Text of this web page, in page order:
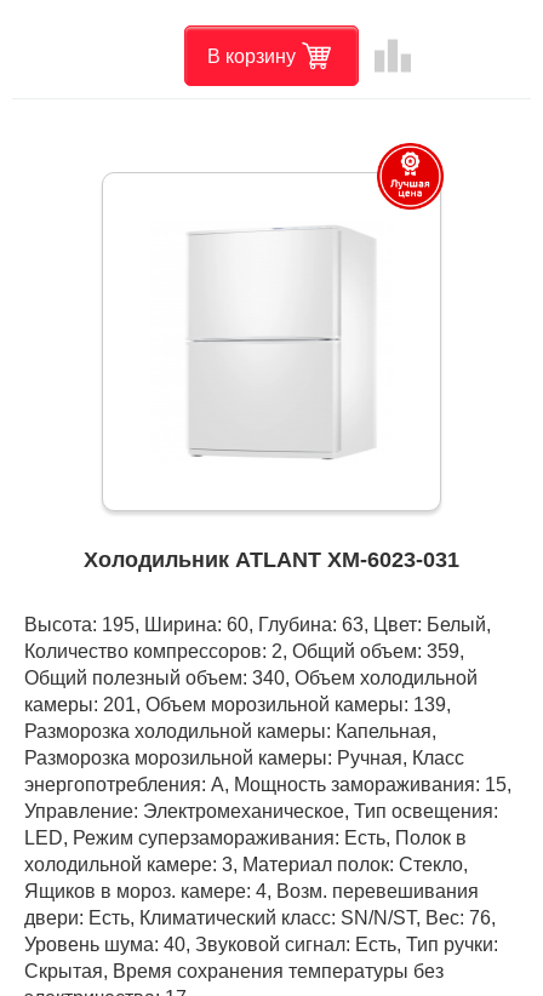
В корзину leaderboard
Холодильник ATLANT ХМ-6023-031
Высота: 195, Ширина: 60, Глубина: 63, Цвет: Белый,
Количество компрессоров: 2, Общий объем: 359,
Общий полезный объем: 340, Объем холодильной
камеры: 201, Объем морозильной камеры: 139,
Разморозка холодильной камеры: Капельная,
Разморозка морозильной камеры: Ручная, Класс
энергопотребления: А, Мощность замораживания: 15,
Управление: Электромеханическое, Тип освещения:
LED, Режим суперзамораживания: Есть, Полок в
холодильной камере: 3, Материал полок: Стекло,
Ящиков в мороз. камере: 4, Возм. перевешивания
двери: Есть, Климатический класс: SN/N/ST, Вес: 76,
Уровень шума: 40, Звуковой сигнал: Есть, Тип ручки:
Скрытая, Время сохранения температуры без